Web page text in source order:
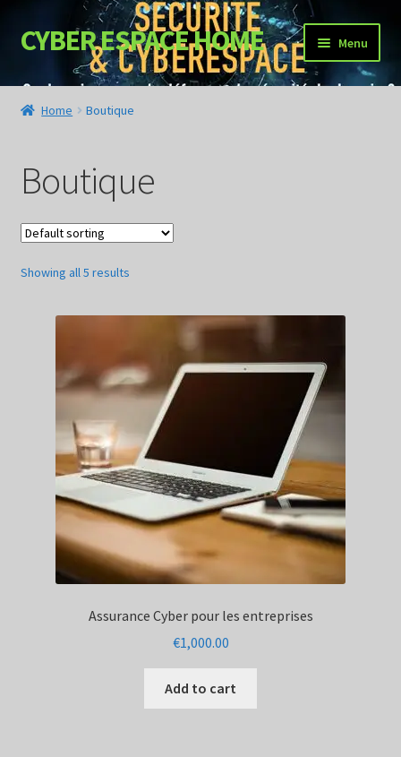
CYBER ESPACE HOME Menu
NOS SERVICES
Home Boutique
Boutique
Showing all 5 results
Assurance Cyber pour les entreprises
€1,000.00
Add to cart